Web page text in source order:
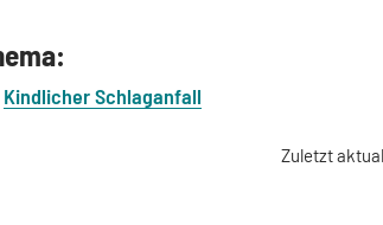
Kindlicher Schlaganfall
Zuletzt